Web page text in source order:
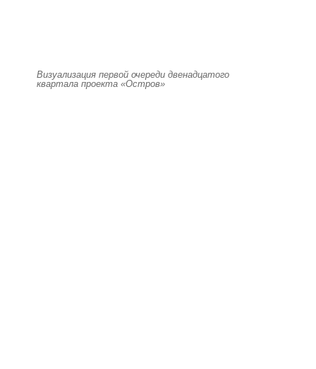
Визуализация первой очереди двенадцатого
квартала проекта «Остров»